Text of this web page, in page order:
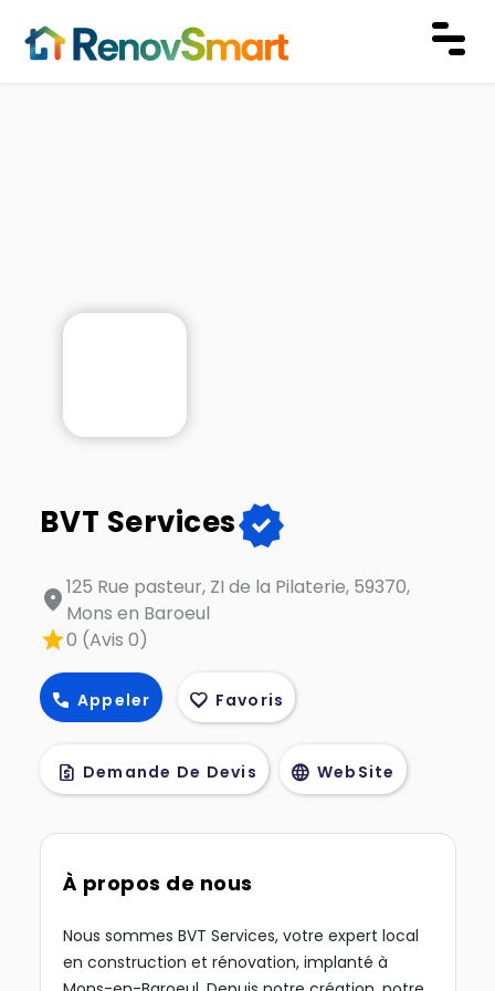
BVT Servicesverified
location_on125 Rue pasteur, ZI de la Pilaterie, 59370,
Mons en Baroeul
star0 (Avis 0)
call Appeler favorite Favoris
request_quote Demande De Devis language WebSite
À propos de nous
Nous sommes BVT Services, votre expert local
en construction et rénovation, implanté à